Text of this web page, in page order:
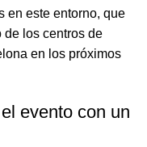
en este entorno, que
de los centros de
en los próximos
evento con un